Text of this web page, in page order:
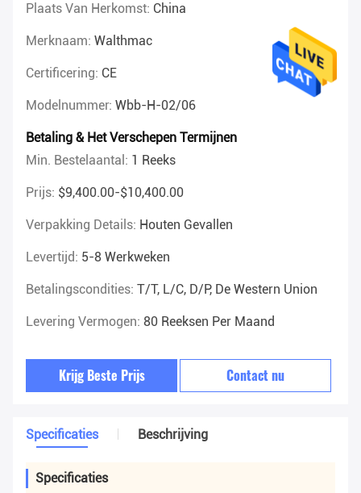
Plaats Van Herkomst: China
Merknaam: Walthmac
Certificering: CE
Modelnummer: Wbb-H-02/06
Betaling & Het Verschepen Termijnen
Min. Bestelaantal: 1 Reeks
Prijs: $9,400.00-$10,400.00
Verpakking Details: Houten Gevallen
Levertijd: 5-8 Werkweken
Betalingscondities: T/T, L/C, D/P, De Western Union
Levering Vermogen: 80 Reeksen Per Maand
Krijg Beste Prijs Contact nu
Specificaties Beschrijving
Specificaties